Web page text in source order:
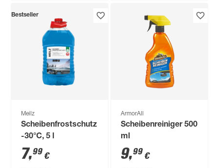
Bestseller
Meilz
Scheibenfrostschutz
-30°C, 5 l
7,99 €
ArmorAll
Scheibenreiniger 500
ml
9,99 €